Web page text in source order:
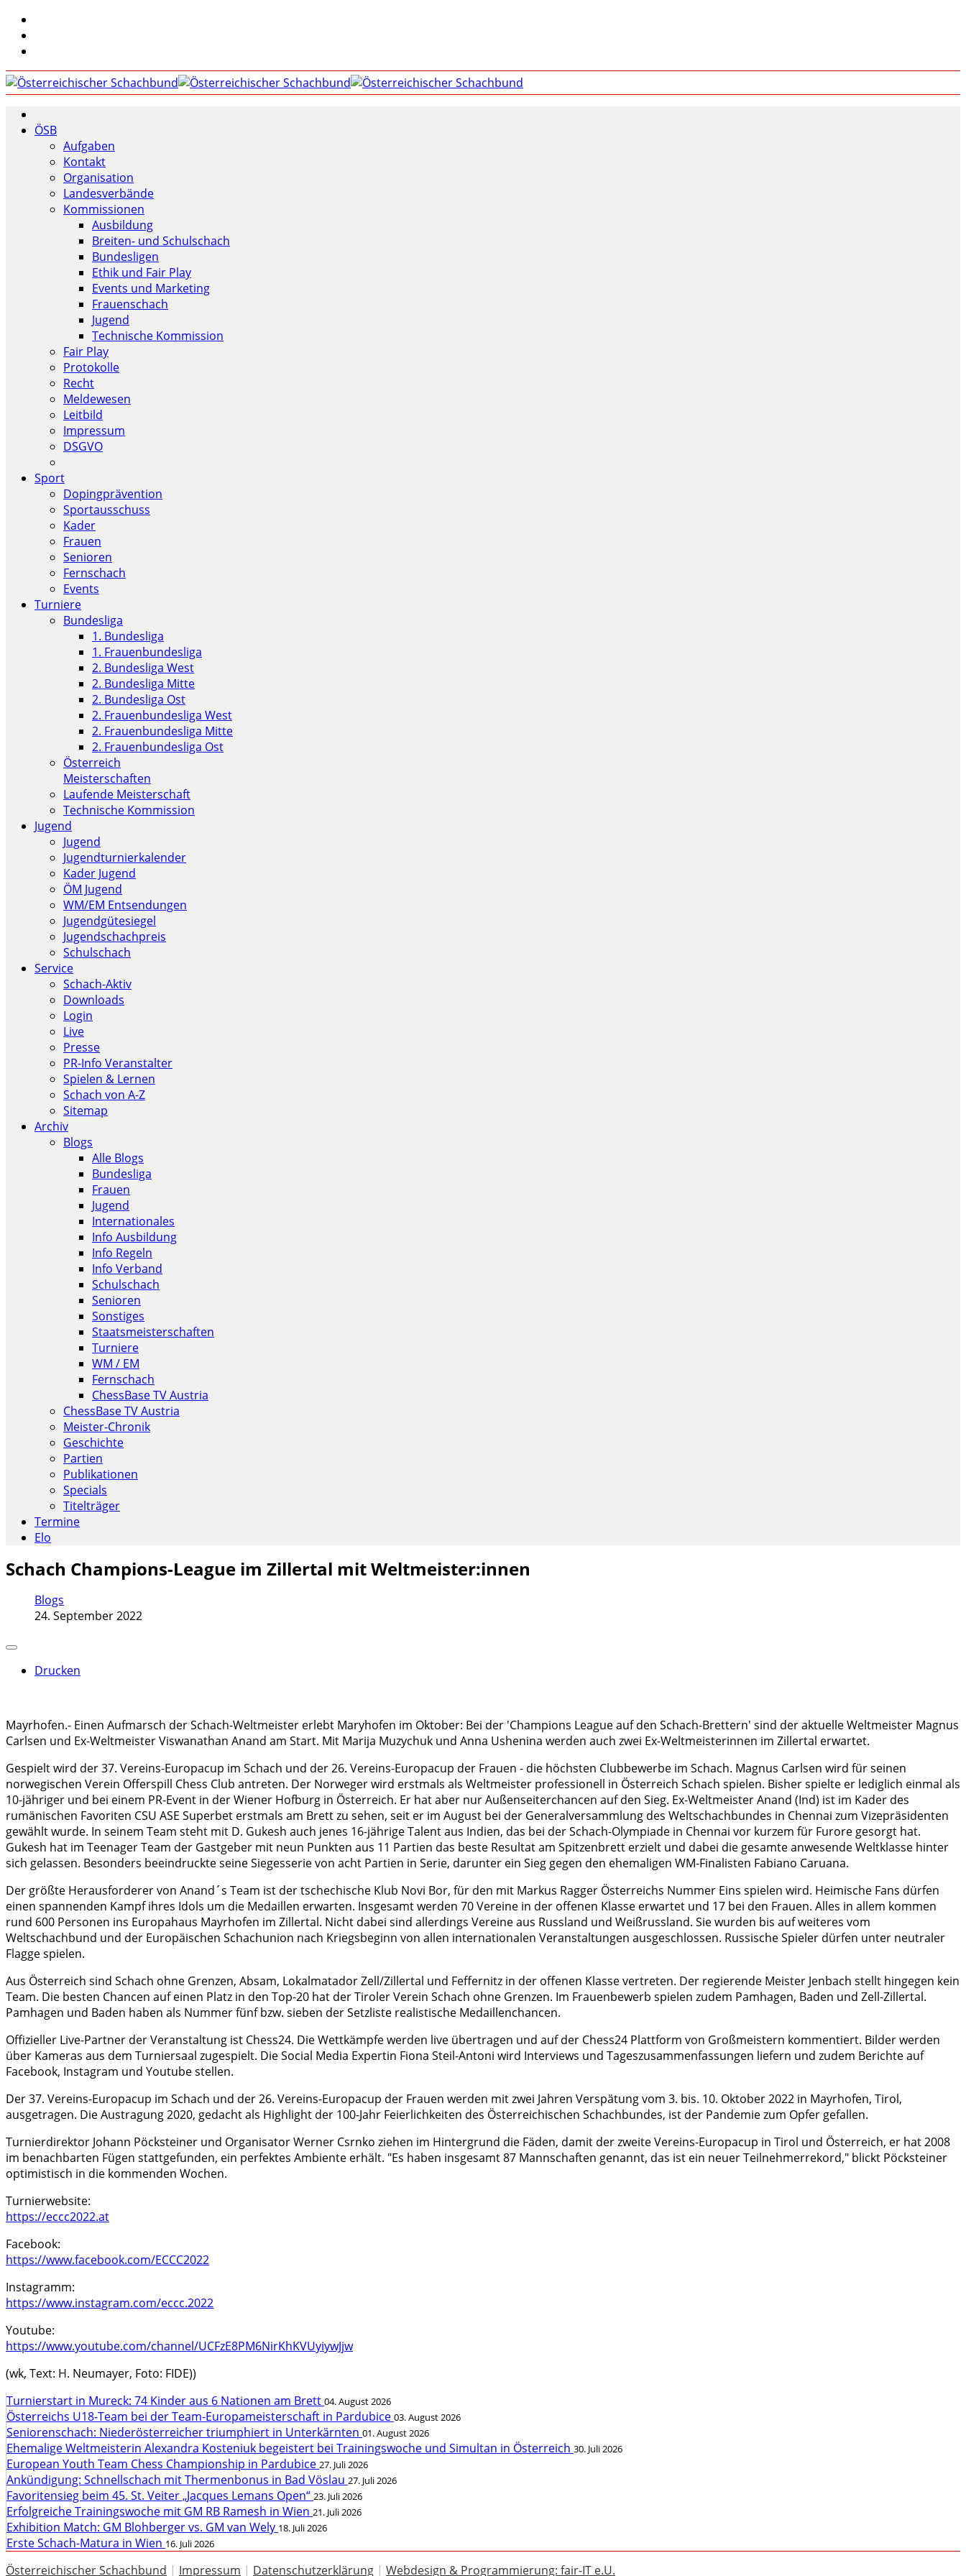
ÖSB
Aufgaben
Kontakt
Organisation
Landesverbände
Kommissionen
Ausbildung
Breiten- und Schulschach
Bundesligen
Ethik und Fair Play
Events und Marketing
Frauenschach
Jugend
Technische Kommission
Fair Play
Protokolle
Recht
Meldewesen
Leitbild
Impressum
DSGVO
Sport
Dopingprävention
Sportausschuss
Kader
Frauen
Senioren
Fernschach
Events
Turniere
Bundesliga
1. Bundesliga
1. Frauenbundesliga
2. Bundesliga West
2. Bundesliga Mitte
2. Bundesliga Ost
2. Frauenbundesliga West
2. Frauenbundesliga Mitte
2. Frauenbundesliga Ost
Österreich
Meisterschaften
Laufende Meisterschaft
Technische Kommission
Jugend
Jugend
Jugendturnierkalender
Kader Jugend
ÖM Jugend
WM/EM Entsendungen
Jugendgütesiegel
Jugendschachpreis
Schulschach
Service
Schach-Aktiv
Downloads
Login
Live
Presse
PR-Info Veranstalter
Spielen & Lernen
Schach von A-Z
Sitemap
Archiv
Blogs
Alle Blogs
Bundesliga
Frauen
Jugend
Internationales
Info Ausbildung
Info Regeln
Info Verband
Schulschach
Senioren
Sonstiges
Staatsmeisterschaften
Turniere
WM / EM
Fernschach
ChessBase TV Austria
ChessBase TV Austria
Meister-Chronik
Geschichte
Partien
Publikationen
Specials
Titelträger
Termine
Elo
Schach Champions-League im Zillertal mit Weltmeister:innen
Blogs
24. September 2022
Drucken
Mayrhofen.- Einen Aufmarsch der Schach-Weltmeister erlebt Maryhofen im Oktober: Bei der 'Champions League auf den Schach-Brettern' sind der aktuelle Weltmeister Magnus
Carlsen und Ex-Weltmeister Viswanathan Anand am Start. Mit Marija Muzychuk und Anna Ushenina werden auch zwei Ex-Weltmeisterinnen im Zillertal erwartet.
Gespielt wird der 37. Vereins-Europacup im Schach und der 26. Vereins-Europacup der Frauen - die höchsten Clubbewerbe im Schach. Magnus Carlsen wird für seinen
norwegischen Verein Offerspill Chess Club antreten. Der Norweger wird erstmals als Weltmeister professionell in Österreich Schach spielen. Bisher spielte er lediglich einmal als
10-jähriger und bei einem PR-Event in der Wiener Hofburg in Österreich. Er hat aber nur Außenseiterchancen auf den Sieg. Ex-Weltmeister Anand (Ind) ist im Kader des
rumänischen Favoriten CSU ASE Superbet erstmals am Brett zu sehen, seit er im August bei der Generalversammlung des Weltschachbundes in Chennai zum Vizepräsidenten
gewählt wurde. In seinem Team steht mit D. Gukesh auch jenes 16-jährige Talent aus Indien, das bei der Schach-Olympiade in Chennai vor kurzem für Furore gesorgt hat.
Gukesh hat im Teenager Team der Gastgeber mit neun Punkten aus 11 Partien das beste Resultat am Spitzenbrett erzielt und dabei die gesamte anwesende Weltklasse hinter
sich gelassen. Besonders beeindruckte seine Siegesserie von acht Partien in Serie, darunter ein Sieg gegen den ehemaligen WM-Finalisten Fabiano Caruana.
Der größte Herausforderer von Anand´s Team ist der tschechische Klub Novi Bor, für den mit Markus Ragger Österreichs Nummer Eins spielen wird. Heimische Fans dürfen
einen spannenden Kampf ihres Idols um die Medaillen erwarten. Insgesamt werden 70 Vereine in der offenen Klasse erwartet und 17 bei den Frauen. Alles in allem kommen
rund 600 Personen ins Europahaus Mayrhofen im Zillertal. Nicht dabei sind allerdings Vereine aus Russland und Weißrussland. Sie wurden bis auf weiteres vom
Weltschachbund und der Europäischen Schachunion nach Kriegsbeginn von allen internationalen Veranstaltungen ausgeschlossen. Russische Spieler dürfen unter neutraler
Flagge spielen.
Aus Österreich sind Schach ohne Grenzen, Absam, Lokalmatador Zell/Zillertal und Feffernitz in der offenen Klasse vertreten. Der regierende Meister Jenbach stellt hingegen kein
Team. Die besten Chancen auf einen Platz in den Top-20 hat der Tiroler Verein Schach ohne Grenzen. Im Frauenbewerb spielen zudem Pamhagen, Baden und Zell-Zillertal.
Pamhagen und Baden haben als Nummer fünf bzw. sieben der Setzliste realistische Medaillenchancen.
Offizieller Live-Partner der Veranstaltung ist Chess24. Die Wettkämpfe werden live übertragen und auf der Chess24 Plattform von Großmeistern kommentiert. Bilder werden
über Kameras aus dem Turniersaal zugespielt. Die Social Media Expertin Fiona Steil-Antoni wird Interviews und Tageszusammenfassungen liefern und zudem Berichte auf
Facebook, Instagram und Youtube stellen.
Der 37. Vereins-Europacup im Schach und der 26. Vereins-Europacup der Frauen werden mit zwei Jahren Verspätung vom 3. bis. 10. Oktober 2022 in Mayrhofen, Tirol,
ausgetragen. Die Austragung 2020, gedacht als Highlight der 100-Jahr Feierlichkeiten des Österreichischen Schachbundes, ist der Pandemie zum Opfer gefallen.
Turnierdirektor Johann Pöcksteiner und Organisator Werner Csrnko ziehen im Hintergrund die Fäden, damit der zweite Vereins-Europacup in Tirol und Österreich, er hat 2008
im benachbarten Fügen stattgefunden, ein perfektes Ambiente erhält. "Es haben insgesamt 87 Mannschaften genannt, das ist ein neuer Teilnehmerrekord," blickt Pöcksteiner
optimistisch in die kommenden Wochen.
Turnierwebsite:
https://eccc2022.at
Facebook:
https://www.facebook.com/ECCC2022
Instagramm:
https://www.instagram.com/eccc.2022
Youtube:
https://www.youtube.com/channel/UCFzE8PM6NirKhKVUyiywJjw
(wk, Text: H. Neumayer, Foto: FIDE))
Turnierstart in Mureck: 74 Kinder aus 6 Nationen am Brett 04. August 2026
Österreichs U18-Team bei der Team-Europameisterschaft in Pardubice 03. August 2026
Seniorenschach: Niederösterreicher triumphiert in Unterkärnten 01. August 2026
Ehemalige Weltmeisterin Alexandra Kosteniuk begeistert bei Trainingswoche und Simultan in Österreich 30. Juli 2026
European Youth Team Chess Championship in Pardubice 27. Juli 2026
Ankündigung: Schnellschach mit Thermenbonus in Bad Vöslau 27. Juli 2026
Favoritensieg beim 45. St. Veiter „Jacques Lemans Open“ 23. Juli 2026
Erfolgreiche Trainingswoche mit GM RB Ramesh in Wien 21. Juli 2026
Exhibition Match: GM Blohberger vs. GM van Wely 18. Juli 2026
Erste Schach-Matura in Wien 16. Juli 2026
Österreichischer Schachbund | Impressum | Datenschutzerklärung | Webdesign & Programmierung: fair-IT e.U.